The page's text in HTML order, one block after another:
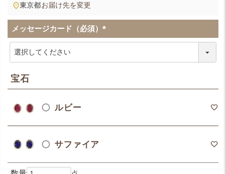
東京都お届け先を変更
メッセージカード（必須）
(
宝石
ルビー
サファイア